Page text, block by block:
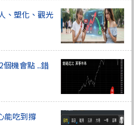
、塑化、觀光
機會點 ..錯
能吃到撐